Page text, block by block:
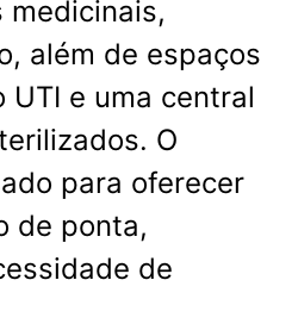
medicinais,
além de espaços
UTI e uma central
O
para oferecer
de ponta,
de